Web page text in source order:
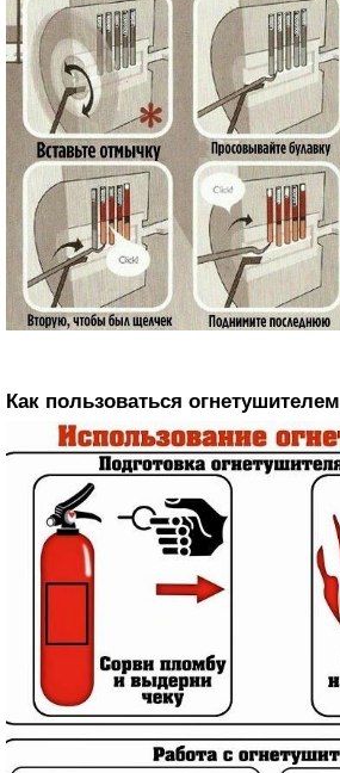
Как пользоваться огнетушителем